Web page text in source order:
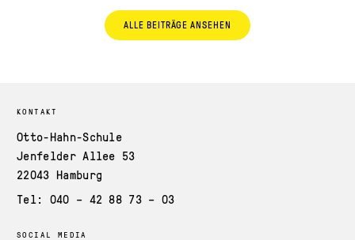
ALLE BEITRÄGE ANSEHEN
KONTAKT
Otto-Hahn-Schule
Jenfelder Allee 53
22043 Hamburg
Tel: 040 – 42 88 73 – 03
SOCIAL MEDIA